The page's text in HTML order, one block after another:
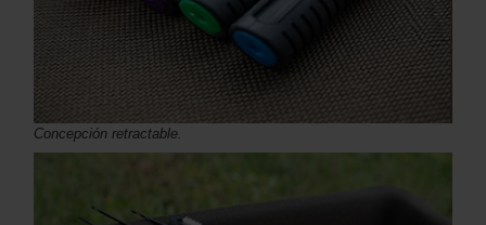
Concepción retractable.